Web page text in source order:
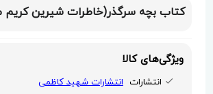
کتاب بچه سرگذر(خاطرات شیرین کریم
ویژگی‌های کالا
انتشارات انتشارات شهید کاظمی